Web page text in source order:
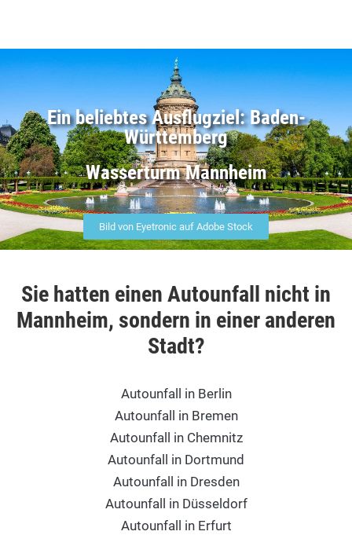
Ein beliebtes Ausflugziel: Baden-
Württemberg
Wasserturm Mannheim
Bild von Eyetronic auf Adobe Stock
Sie hatten einen Autounfall nicht in
Mannheim, sondern in einer anderen
Stadt?
Autounfall in Berlin
Autounfall in Bremen
Autounfall in Chemnitz
Autounfall in Dortmund
Autounfall in Dresden
Autounfall in Düsseldorf
Autounfall in Erfurt